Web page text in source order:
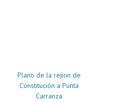
Plano de la rejion de
Constitución a Punta
Carranza